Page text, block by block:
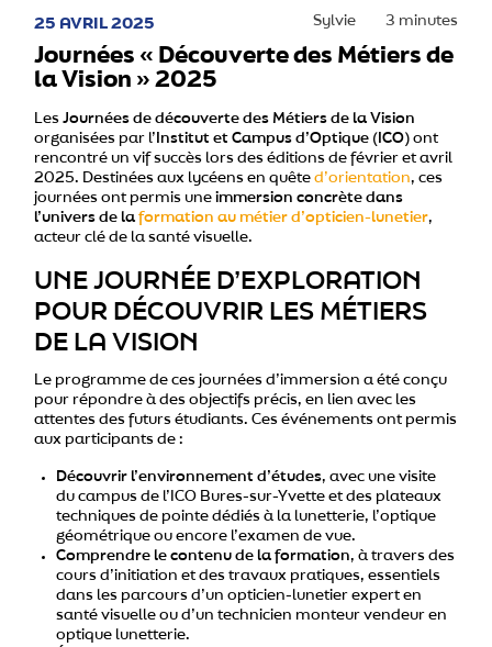
25 AVRIL 2025 Sylvie 3 minutes
Journées « Découverte des Métiers de
la Vision » 2025
LesJournées de découverte des Métiers de la Vision
organisées par l’ Institut et Campus d’Optique (ICO) ont
rencontré un vif succès lors des éditions de février et avril
2025. Destinées aux lycéens en quêted’orientation, ces
journées ont permis uneimmersion concrète dans
l’univers de laformation au métier d’opticien-lunetier,
acteur clé de la santé visuelle.
UNE JOURNÉE D’EXPLORATION
POUR DÉCOUVRIR LES MÉTIERS
DE LA VISION
Le programme de ces journées d’immersion a été conçu
pour répondre à des objectifs précis, en lien avec les
attentes des futurs étudiants. Ces événements ont permis
aux participants de :
Découvrir l’environnement d’études, avec une visite
du campus de l’ICO Bures-sur-Yvette et des plateaux
techniques de pointe dédiés à la lunetterie, l’optique
géométrique ou encore l’examen de vue.
Comprendre le contenu de la formation, à travers des
cours d’initiation et des travaux pratiques, essentiels
dans les parcours d’un opticien-lunetier expert en
santé visuelle ou d’un technicien monteur vendeur en
optique lunetterie.